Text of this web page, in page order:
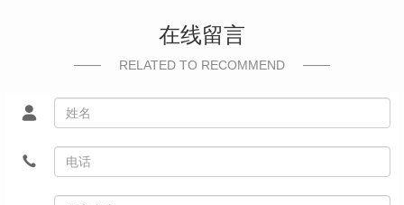
在线留言
RELATED TO RECOMMEND